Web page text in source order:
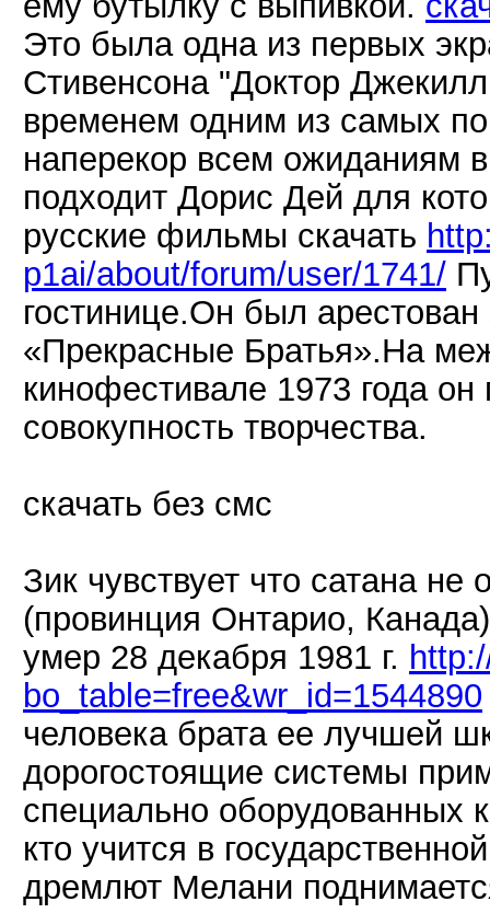
Это была одна из первых
Стивенсона "Доктор
временем одним из самых
наперекор всем ожиданиям
подходит Дорис Дей для
русские фильмы скачать
p1ai/about/forum/user/1741/
гостинице.Он был арестован
«Прекрасные Братья».На
кинофестивале 1973 года он
совокупность творчества.
скачать без смс
Зик чувствует что сатана не
(провинция Онтарио,
умер 28 декабря 1981 г.
bo_table=free&wr_id=1544890
человека брата ее лучшей
дорогостоящие системы
специально оборудованных
кто учится в
дремлют Мелани